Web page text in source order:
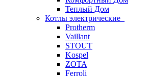
Теплый Дом
Котлы электрические
Protherm
Vaillant
STOUT
Kospel
ZOTA
Ferroli